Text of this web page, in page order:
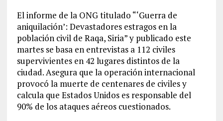
El informe de la ONG titulado “‘Guerra de
aniquilación’: Devastadores estragos en la
población civil de Raqa, Siria” y publicado este
martes se basa en entrevistas a 112 civiles
supervivientes en 42 lugares distintos de la
ciudad. Asegura que la operación internacional
provocó la muerte de centenares de civiles y
calcula que Estados Unidos es responsable del
90% de los ataques aéreos cuestionados.